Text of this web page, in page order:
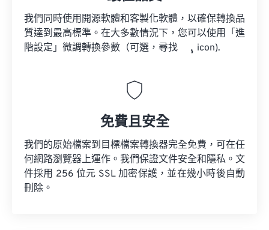
我們同時使用開源軟體和客製化軟體，以確保轉換品
質達到最高標準。在大多數情況下，您可以使用「進
階設定」微調轉換參數（可選，尋找
icon).
免費且安全
我們的原始檔案到目標檔案轉換器完全免費，可在任
何網路瀏覽器上運作。我們保證文件安全和隱私。文
件採用 256 位元 SSL 加密保護，並在幾小時後自動
刪除。